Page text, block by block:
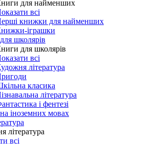
для найменших
всі
книжки для найменших
іграшки
школярів
для школярів
всі
література
класика
література
і фентезі
іноземних мовах
література
всі